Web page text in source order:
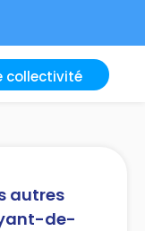
collectivité
autres
de-